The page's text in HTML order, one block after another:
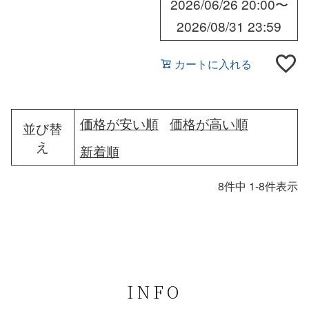
2026/06/26 20:00〜
2026/08/31 23:59
カートに入れる
並び替
え
価格が安い順
価格が高い順
新着順
8件中 1-8件表示
INFO